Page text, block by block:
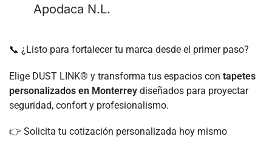
Apodaca N.L.
📞 ¿Listo para fortalecer tu marca desde el primer paso?
Elige DUST LINK® y transforma tus espacios con tapetes
personalizados en Monterrey diseñados para proyectar
seguridad, confort y profesionalismo.
👉 Solicita tu cotización personalizada hoy mismo